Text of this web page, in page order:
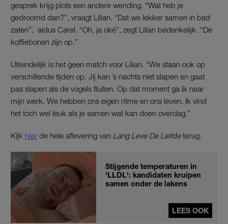
gesprek krijg plots een andere wending. “Wat heb je
gedroomd dan?”, vraagt Lilian. “Dat we lekker samen in bad
zaten”, aldus Carel. “Oh, ja oké”, zegt Lilian bedenkelijk. “De
koffiebonen zijn op.”
Uiteindelijk is het geen match voor Lilian. “We staan ook op
verschillende tijden op. Jij kan ’s nachts niet slapen en gaat
pas slapen als de vogels fluiten. Op dat moment ga ik naar
mijn werk. We hebben ons eigen ritme en ons leven. Ik vind
het toch wel leuk als je samen wat kan doen overdag.”
Kijk hier de hele aflevering van Lang Leve De Liefdeterug.
Stijgende temperaturen in
'LLDL': kandidaten kruipen
samen onder de lakens
LEES OOK